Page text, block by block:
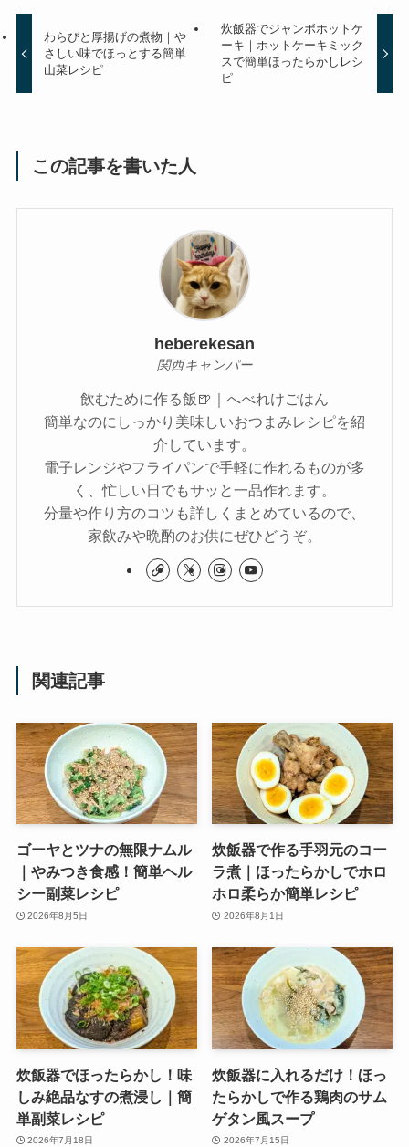
わらびと厚揚げの煮物｜や
さしい味でほっとする簡単
山菜レシピ
炊飯器でジャンボホットケ
ーキ｜ホットケーキミック
スで簡単ほったらかしレシ
ピ
この記事を書いた人
heberekesan
関西キャンパー
飲むために作る飯🍺｜へべれけごはん
簡単なのにしっかり美味しいおつまみレシピを紹
介しています。
電子レンジやフライパンで手軽に作れるものが多
く、忙しい日でもサッと一品作れます。
分量や作り方のコツも詳しくまとめているので、
家飲みや晩酌のお供にぜひどうぞ。
関連記事
ゴーヤとツナの無限ナムル
｜やみつき食感！簡単ヘル
シー副菜レシピ
2026年8月5日
炊飯器で作る手羽元のコー
ラ煮｜ほったらかしでホロ
ホロ柔らか簡単レシピ
2026年8月1日
炊飯器でほったらかし！味
しみ絶品なすの煮浸し｜簡
単副菜レシピ
2026年7月18日
炊飯器に入れるだけ！ほっ
たらかしで作る鶏肉のサム
ゲタン風スープ
2026年7月15日